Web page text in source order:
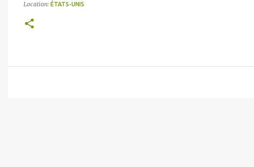
Location: ÉTATS-UNIS